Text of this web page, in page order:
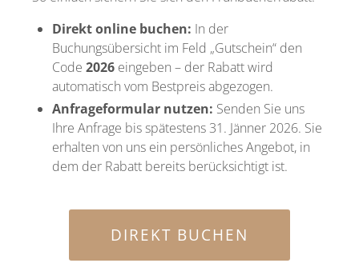
Direkt online buchen: In der
Buchungsübersicht im Feld „Gutschein“ den
Code 2026 eingeben – der Rabatt wird
automatisch vom Bestpreis abgezogen.
Anfrageformular nutzen: Senden Sie uns
Ihre Anfrage bis spätestens 31. Jänner 2026. Sie
erhalten von uns ein persönliches Angebot, in
dem der Rabatt bereits berücksichtigt ist.
DIREKT BUCHEN